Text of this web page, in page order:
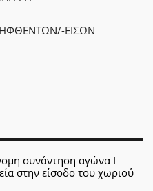
ΕΙΣΩΝ
συνάντηση αγώνα Ι
στην είσοδο του χωριού